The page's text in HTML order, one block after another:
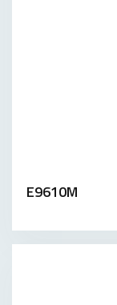
E9610M